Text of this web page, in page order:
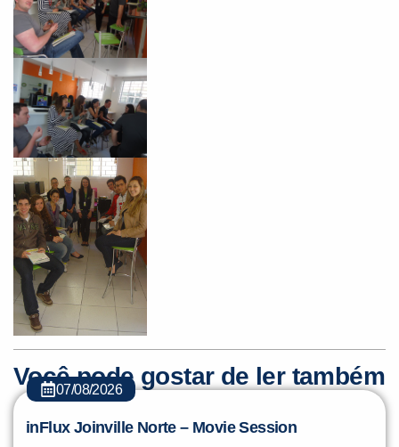
Você pode gostar de ler também
07/08/2026
inFlux Joinville Norte – Movie Session
Você é aluno inFlux?
Sim
VOLTAR